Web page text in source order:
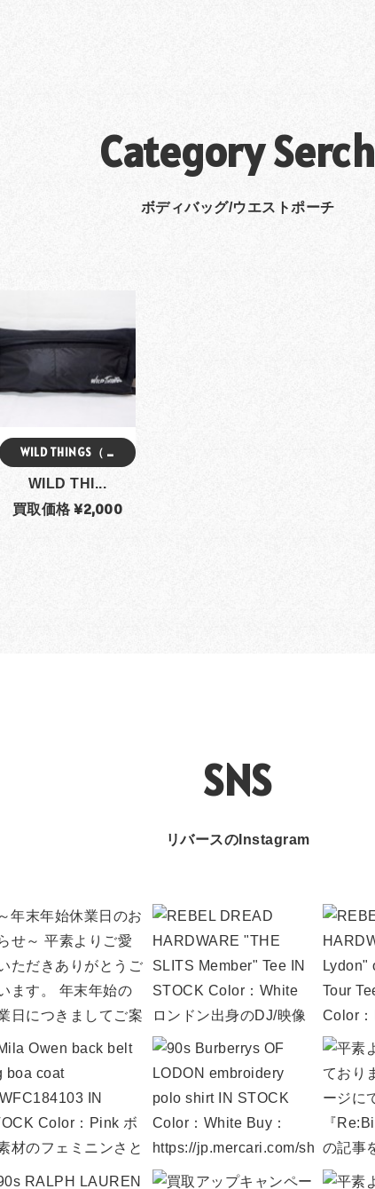
Category Serch
ボディバッグ/ウエストポーチ
WILD THINGS（ …
WILD THI...
買取価格 ¥2,000
SNS
リバースのInstagram